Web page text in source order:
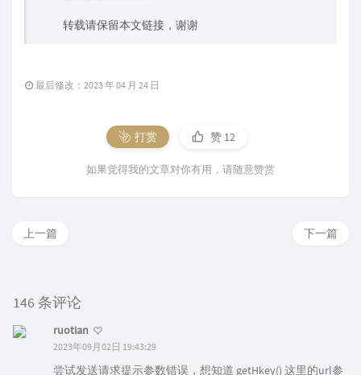
转载请保留本文链接，谢谢
最后修改：2023 年 04 月 24 日
打赏 赞 12
如果觉得我的文章对你有用，请随意赞赏
下一篇
上一篇
146 条评论
ruotian
2023年09月02日 19:43:29
尝试发送请求提示参数错误，想知道 getHkey() 这里的url参